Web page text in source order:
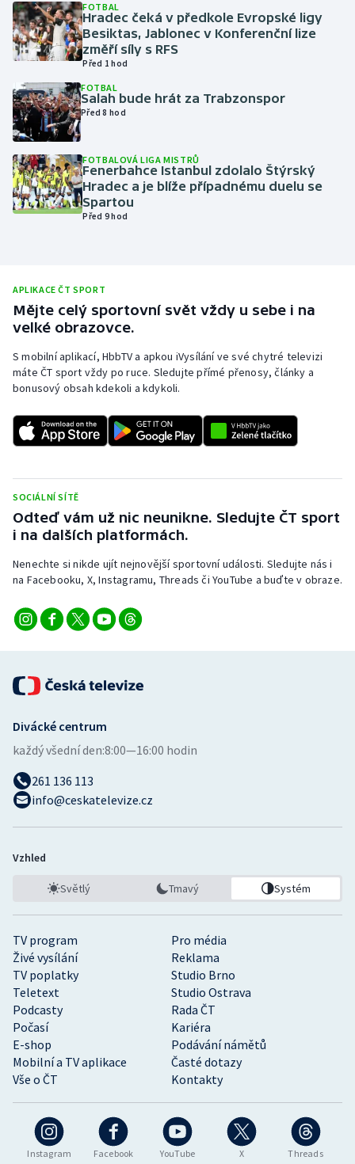
Lyže a snowboard
Moderní pětiboj
Motorsport
Olympijské hry
Parasport
Plavání
Rychlobruslení
Rychlostní kanoistika
Short track
Sportovní střelba
Triatlon
Veslování
Vodní slalom
Volejbal
Ostatní
FOTBAL
Hradec čeká v předkole Evropské ligy
Besiktas, Jablonec v Konferenční lize
změří síly s RFS
Před 1 hod
FOTBAL
Salah bude hrát za Trabzonspor
Před 8 hod
FOTBALOVÁ LIGA MISTRŮ
Fenerbahce Istanbul zdolalo Štýrský
Hradec a je blíže případnému duelu se
Spartou
Před 9 hod
APLIKACE ČT SPORT
Mějte celý sportovní svět vždy u sebe i na
velké obrazovce.
S mobilní aplikací, HbbTV a apkou iVysílání ve své chytré televizi
máte ČT sport vždy po ruce. Sledujte přímé přenosy, články a
bonusový obsah kdekoli a kdykoli.
SOCIÁLNÍ SÍTĚ
Odteď vám už nic neunikne. Sledujte ČT sport
i na dalších platformách.
Nenechte si nikde ujít nejnovější sportovní události. Sledujte nás i
na Facebooku, X, Instagramu, Threads či YouTube a buďte v obraze.
Instagram Facebook YouTube X Threads
TV program
Pro média
Živé vysílání
Reklama
TV poplatky
Studio Brno
Teletext
Studio Ostrava
Podcasty
Rada ČT
Počasí
Kariéra
E-shop
Podávání námětů
Mobilní a TV aplikace
Časté dotazy
Vše o ČT
Kontakty
Divácké centrum
každý všední den:8:00—16:00 hodin
261 136 113
info@ceskatelevize.cz
Vzhled
Světlý Tmavý Systém